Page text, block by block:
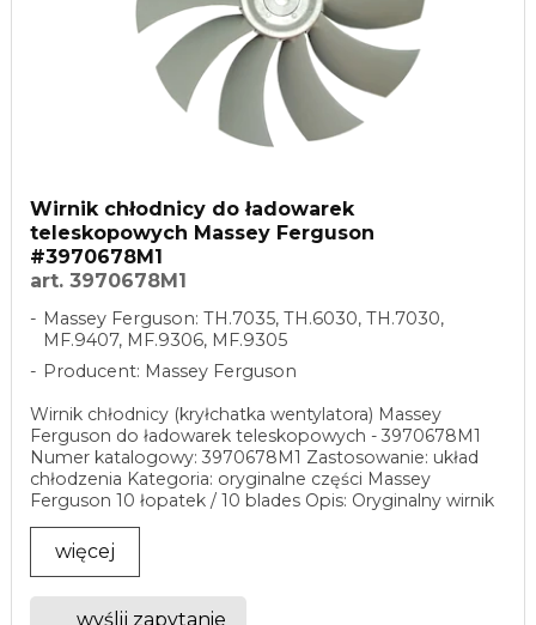
Wirnik chłodnicy do ładowarek
teleskopowych Massey Ferguson
#3970678M1
art. 3970678M1
Massey Ferguson: TH.7035, TH.6030, TH.7030,
MF.9407, MF.9306, MF.9305
Producent: Massey Ferguson
Wirnik chłodnicy (kryłchatka wentylatora) Massey
Ferguson do ładowarek teleskopowych - 3970678M1
Numer katalogowy: 3970678M1 Zastosowanie: układ
chłodzenia Kategoria: oryginalne części Massey
Ferguson 10 łopatek / 10 blades Opis: Oryginalny wirnik
...
więcej
wyślij zapytanie